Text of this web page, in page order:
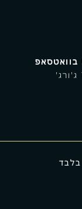
בוואטסאפ